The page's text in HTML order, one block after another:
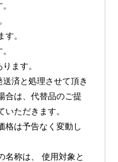
。
ます。
済と処理させて頂き
合は、代替品のご提
ただきます。
格は予告なく変動し
名称は、 使用対象と